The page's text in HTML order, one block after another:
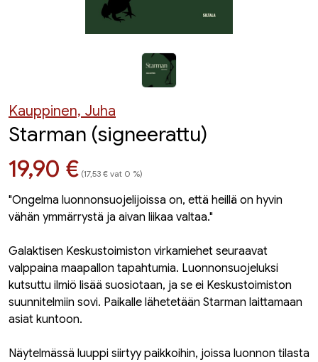
Kauppinen, Juha
Starman (signeerattu)
Hinta nyt
19,90 € (17,53 € vat 0 %)
"Ongelma luonnonsuojelijoissa on, että heillä on hyvin
vähän ymmärrystä ja aivan liikaa valtaa."
Galaktisen Keskustoimiston virkamiehet seuraavat
valppaina maapallon tapahtumia. Luonnonsuojeluksi
kutsuttu ilmiö lisää suosiotaan, ja se ei Keskustoimiston
suunnitelmiin sovi. Paikalle lähetetään Starman laittamaan
asiat kuntoon.
Näytelmässä luuppi siirtyy paikkoihin, joissa luonnon tilasta